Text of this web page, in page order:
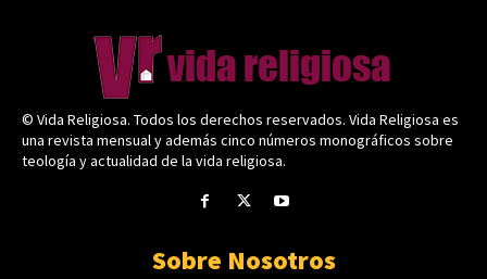
© Vida Religiosa. Todos los derechos reservados. Vida Religiosa es
una revista mensual y además cinco números monográficos sobre
teología y actualidad de la vida religiosa.
Sobre Nosotros